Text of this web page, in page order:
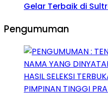
Gelar Terbaik di
Pengumuman